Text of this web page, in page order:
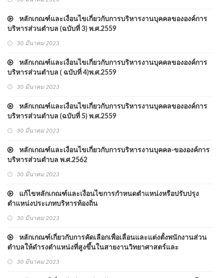
หลักเกณฑ์และเงื่อนไขเกี่ยวกับการบริหารงานบุคคลขององค์การ
บริหารส่วนตำบล (ฉบับที่ 3) พ.ศ.2559
30 มีนาคม 2023
หลักเกณฑ์และเงื่อนไขเกี่ยวกับการบริหารงานบุคคลขององค์การ
บริหารส่วนตำบล ( ฉบับที่ 4)พ.ศ.2559
30 มีนาคม 2023
หลักเกณฑ์และเงื่อนไขเกี่ยวกับการบริหารงานบุคคลขององค์การ
บริหารส่วนตำบล (ฉบับที่ 5) พ.ศ.2559
30 มีนาคม 2023
หลักเกณฑ์และเงื่อนไขเกี่ยวกับการบริหารงานบุคคล-ขององค์การ
บริหารส่วนตำบล พ.ศ.2562
30 มีนาคม 2023
แก้ไขหลักเกณฑ์และเงื่อนไขการกำหนดตำแหน่งหรือปรับปรุง
ตำแหน่งประเภทบริหารท้องถิ่น
30 มีนาคม 2023
หลักเกณฑ์เกี่ยวกับการคัดเลือกเพื่อเลื่อนและแต่งตั้งพนักงานส่วน
ตำบลให้ดำรงตำแหน่งที่สูงขึ้นในสายงานวิทยาศาสตร์และ
เทคโนโลยี-พ.ศ.-2562
30 มีนาคม 2023